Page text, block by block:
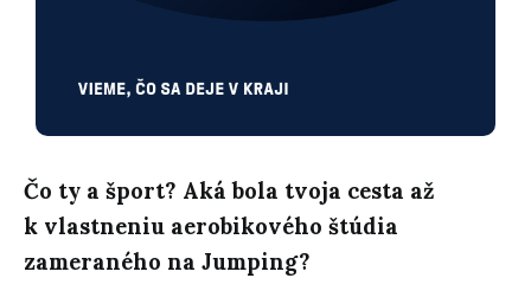
Čo ty a šport? Aká bola tvoja cesta až
k vlastneniu aerobikového štúdia
zameraného na Jumping?